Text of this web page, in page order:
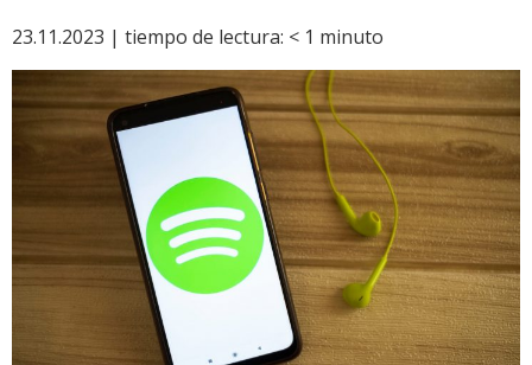
23.11.2023 | tiempo de lectura: < 1 minuto